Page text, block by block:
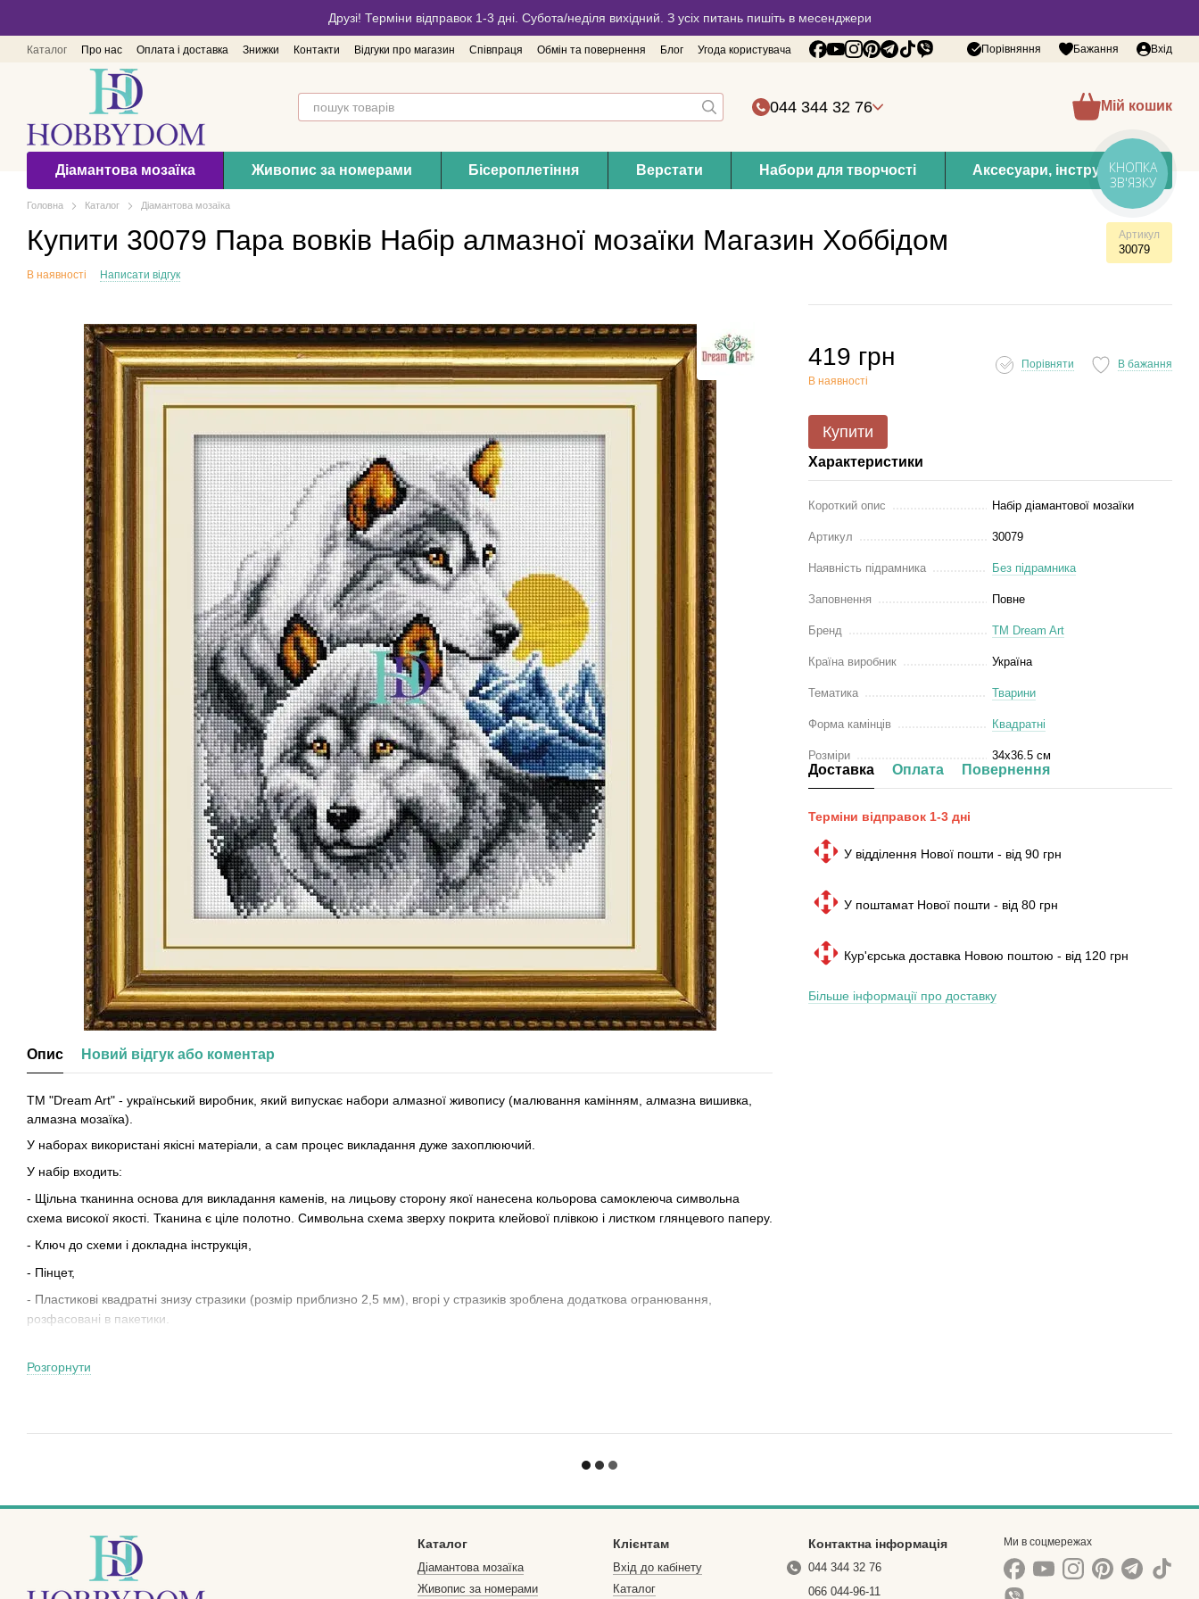
Друзі! Терміни відправок 1-3 дні. Субота/неділя вихідний. З усіх питань пишіть в месенджери
Каталог Про нас Оплата і доставка Знижки Контакти Відгуки про магазин Співпраця Обмін та повернення Блог Угода користувача Порівняння Бажання Вхід
044 344 32 76 Мій кошик
Діамантова мозаїка Живопис за номерами Бісероплетіння Верстати Набори для творчості Аксесуари, інструменти
Головна Каталог Діамантова мозаїка
Купити 30079 Пара вовків Набір алмазної мозаїки Магазин Хоббідом Артикул
30079
В наявності Написати відгук
Опис Новий відгук або коментар
ТМ "Dream Art" - український виробник, який випускає набори алмазної живопису (малювання камінням, алмазна вишивка,
алмазна мозаїка).
У наборах використані якісні матеріали, а сам процес викладання дуже захоплюючий.
У набір входить:
- Щільна тканинна основа для викладання каменів, на лицьову сторону якої нанесена кольорова самоклеюча символьна
схема високої якості. Тканина є ціле полотно. Символьна схема зверху покрита клейової плівкою і листком глянцевого паперу.
- Ключ до схеми і докладна інструкція,
- Пінцет,
- Пластикові квадратні знизу стразики (розмір приблизно 2,5 мм), вгорі у стразиків зроблена додаткова огранювання,
розфасовані в пакетики.
Не вмієте вишивати нитками або бісером, а до малювання душа не лежить? Але Ви обожнюєте вироби ручної роботи, а душа
творчості! Адже можливість відволіктися від щоденних турбот - кращий подарунок в нашому метушливому світі!
Як же малювати камінням, запитаєте Ви? Це дуже просто!!! Код кольору і позначення в інструкції відповідають символу на
Беремо пінцет і починаємо заповнювати схему.
Розгорнути
419 грн
В наявності
Порівняти В бажання
Купити
Характеристики
Короткий опис Набір діамантової мозаїки
Артикул 30079
Наявність підрамника Без підрамника
Заповнення Повне
Бренд ТМ Dream Art
Країна виробник Україна
Тематика Тварини
Форма камінців Квадратні
Розміри 34x36.5 см
Доставка Оплата Повернення
Терміни відправок 1-3 дні
У відділення Нової пошти - від 90 грн
У поштамат Нової пошти - від 80 грн
Кур'єрська доставка Новою поштою - від 120 грн
Більше інформації про доставку
Каталог
Діамантова мозаїка
Живопис за номерами
Клієнтам
Вхід до кабінету
Каталог
Контактна інформація
044 344 32 76
066 044-96-11
Ми в соцмережах
КНОПКА
ЗВ'ЯЗКУ